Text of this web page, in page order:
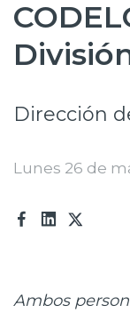
Proyectos
Prensa
Dirección
Lunes 26 de
Ambos